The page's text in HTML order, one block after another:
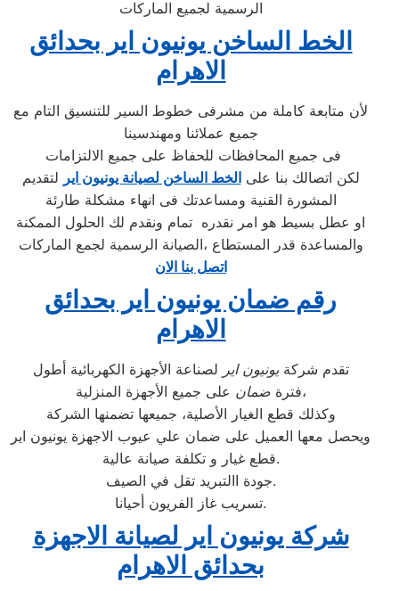
الرسمية لجميع الماركات
الخط الساخن يونيون اير بحدائق
الاهرام
لأن متابعة كاملة من مشرفى خطوط السير للتنسيق التام مع
جميع عملائنا ومهندسينا
فى جميع المحافظات للحفاظ على جميع الالتزامات
لكن اتصالك بنا علىالخط الساخن لصيانة يونيون اير لتقديم
المشورة القنية ومساعدتك فى انهاء مشكلة طارئة
او عطل بسيط هو امر نقدره تمام ونقدم لك الحلول الممكنة
والمساعدة قدر المستطاع ،الصيانة الرسمية لجمع الماركات
اتصل بنا الان
رقم ضمان يونيون اير بحدائق
الاهرام
تقدم شركةيونيون اير لصناعة الأجهزة الكهربائية أطول
فترةضمان
على جميع الأجهزة المنزلية،
وكذلك قطع الغيار الأصلية، جميعها تضمنها الشركة
ويحصل معها العميل على ضمان علي عيوب الاجهزة يونيون اير
قطع غيار و تكلفة صيانة عالية.
جودة االتبريد تقل في الصيف.
تسريب غاز الفريون أحيانا.
شركة يونيون اير لصيانة الاجهزة
بحدائق الاهرام